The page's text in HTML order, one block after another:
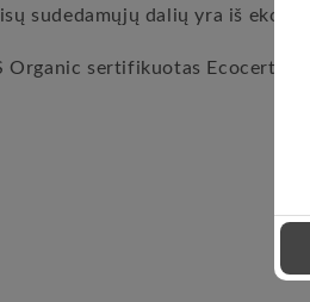
sudedamųjų dalių yra iš
Organic sertifikuotas Ecocert